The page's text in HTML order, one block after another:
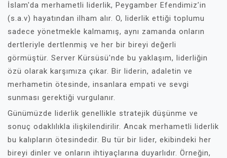
İslam'da merhametli liderlik, Peygamber Efendimiz’in
(s.a.v) hayatından ilham alır. O, liderlik ettiği toplumu
sadece yönetmekle kalmamış, aynı zamanda onların
dertleriyle dertlenmiş ve her bir bireyi değerli
görmüştür. Server Kürsüsü'nde bu yaklaşım, liderliğin
özü olarak karşımıza çıkar. Bir liderin, adaletin ve
merhametin ötesinde, insanlara empati ve sevgi
sunması gerektiği vurgulanır.
Günümüzde liderlik genellikle stratejik düşünme ve
sonuç odaklılıkla ilişkilendirilir. Ancak merhametli liderlik
bu kalıpların ötesindedir. Bu tür bir lider, ekibindeki her
bireyi dinler ve onların ihtiyaçlarına duyarlıdır. Örneğin,